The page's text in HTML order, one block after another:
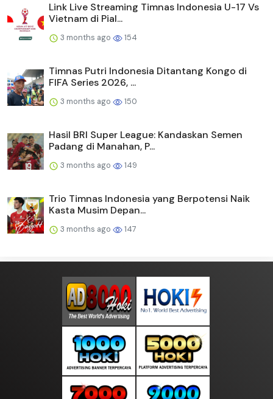
Link Live Streaming Timnas Indonesia U-17 Vs
Vietnam di Pial...
3 months ago 154
Timnas Putri Indonesia Ditantang Kongo di
FIFA Series 2026, ...
3 months ago 150
Hasil BRI Super League: Kandaskan Semen
Padang di Manahan, P...
3 months ago 149
Trio Timnas Indonesia yang Berpotensi Naik
Kasta Musim Depan...
3 months ago 147